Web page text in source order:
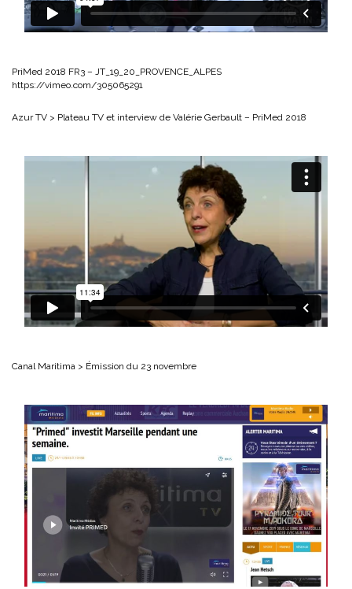
PriMed 2018 FR3 – JT_19_20_PROVENCE_ALPES
https://vimeo.com/305065291
Azur TV > Plateau TV et interview de Valérie Gerbault – PriMed 2018
Canal Maritima > Émission du 23 novembre